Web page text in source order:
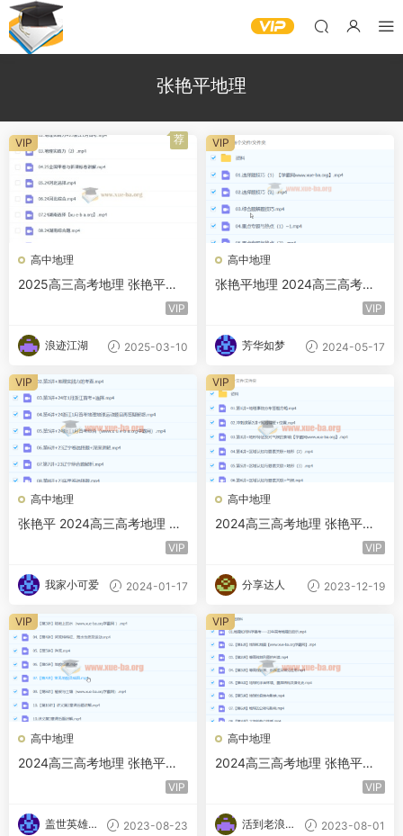
张艳平地理
高中地理
2025高三高考地理 张艳平地
理全年 一轮二轮暑假秋季寒假
VIP
浪迹江湖 2025-03-10
VIP 荐
高中地理
张艳平地理 2024高三高考地
VIP
芳华如梦 2024-05-17
VIP
高中地理
张艳平 2024高三高考地理 二
轮精讲百日冲刺（下） 百度云
VIP
我家小可爱 2024-01-17
VIP
高中地理
2024高三高考地理 张艳平地
理 二轮精讲百日冲刺（上）VIP
分享达人 2023-12-19
VIP
高中地理
2024高三高考地理 张艳平地
VIP
盖世英雄的
2023-08-23
VIP
高中地理
2024高三高考地理 张艳平地
VIP
活到老浪到
2023-08-01
VIP